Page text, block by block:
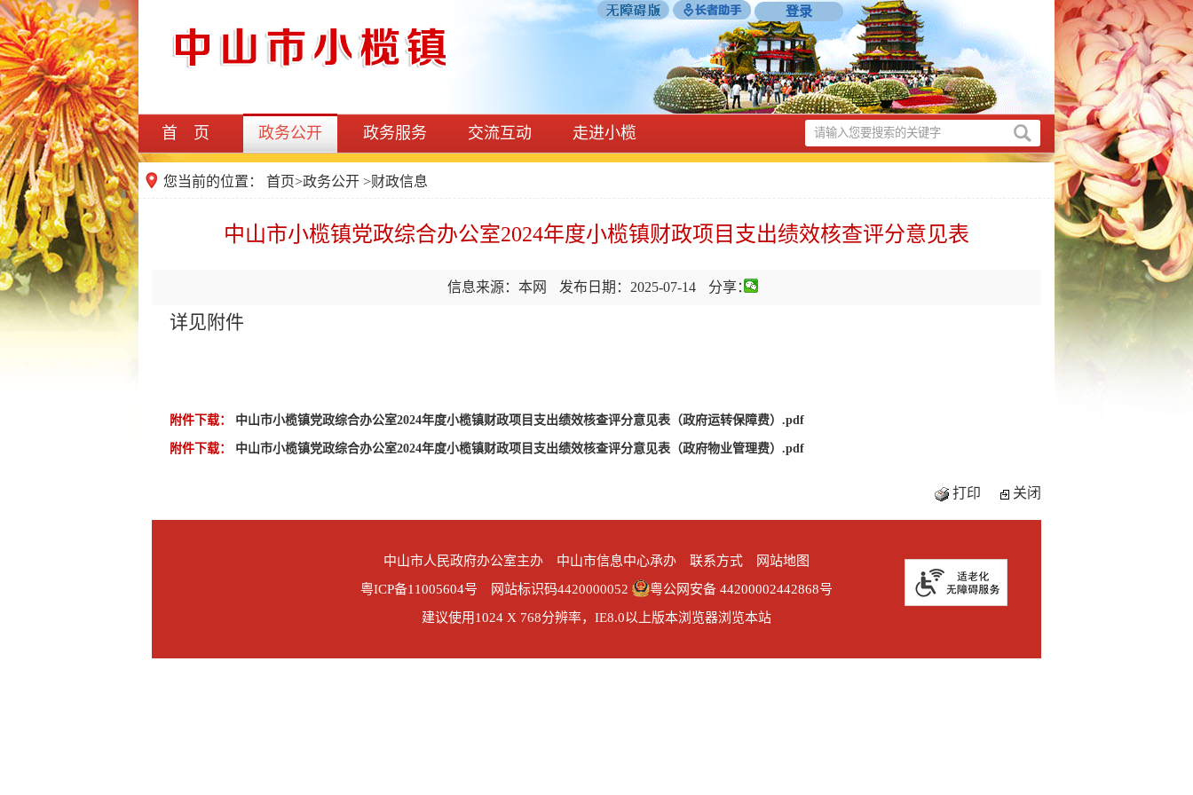
登录
首 页 政务公开 政务服务 交流互动 走进小榄
您当前的位置： 首页>政务公开 >财政信息
中山市小榄镇党政综合办公室2024年度小榄镇财政项目支出绩效核查评分意见表
信息来源：本网 发布日期：2025-07-14 分享：
详见附件
附件下载： 中山市小榄镇党政综合办公室2024年度小榄镇财政项目支出绩效核查评分意见表（政府运转保障费）.pdf
附件下载： 中山市小榄镇党政综合办公室2024年度小榄镇财政项目支出绩效核查评分意见表（政府物业管理费）.pdf
打印 关闭
中山市人民政府办公室主办 中山市信息中心承办 联系方式
网站地图
粤ICP备11005604号 网站标识码4420000052
粤公网安备 44200002442868号
建议使用1024 X 768分辨率，IE8.0以上版本浏览器浏览本站